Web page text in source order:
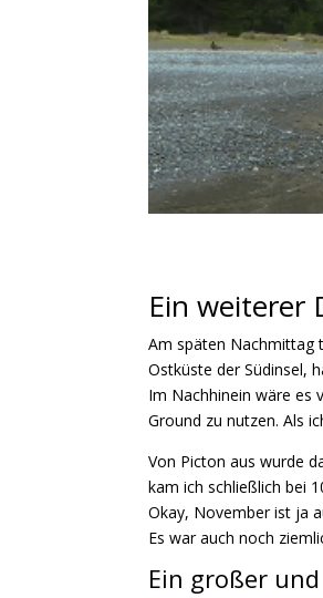
Ein weiterer
Am späten Nachmittag
Ostküste der Südinsel,
Im Nachhinein wäre es
Ground zu nutzen. Als
Von Picton aus wurde
kam ich schließlich bei
Okay, November ist ja
Es war auch noch
Ein großer